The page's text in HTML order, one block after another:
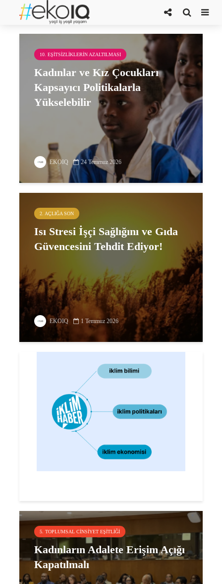
Kadınlar
10. EŞITSIZLIKLERIN AZALTILMASI
Kadınlar ve Kız Çocukları
Kapsayıcı Politikalarla
Yükselebilir
EKOIQ 24 Temmuz 2026
2. AÇLIĞA SON
Isı Stresi İşçi Sağlığını ve Gıda
Güvencesini Tehdit Ediyor!
EKOIQ 1 Temmuz 2026
5. TOPLUMSAL CINSIYET EŞITLIĞI
Kadınların Adalete Erişim Açığı
Kapatılmalı